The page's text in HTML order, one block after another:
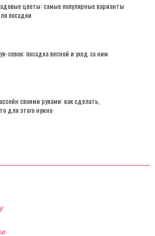
цветы: самые популярные варианты
посадки
севок: посадка весной и уход за ним
своими руками: как сделать,
для этого нужно